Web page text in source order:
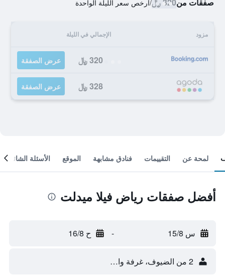
/أرخص سعر الليلة الواحدة
مزود الإجمالي في الليلة
320 ﷼ عرض الصفقة
328 ﷼ عرض الصفقة
لمحة عن التقييمات فنادق مشابهة الموقع الأسئلة الشائعة
أفضل صفقات رياض فيلا ميدلت
س 15/8 - ح 16/8
2 من الضيوف، غرفة واحدة